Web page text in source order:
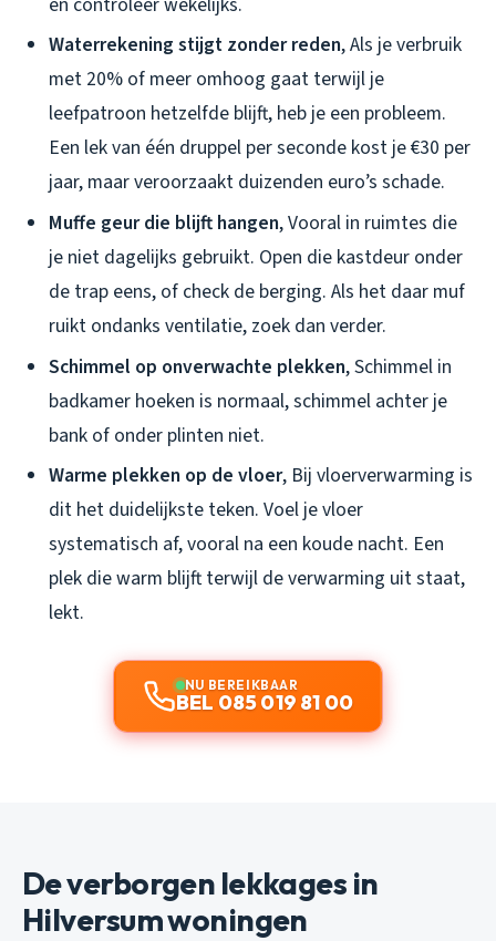
Waterrekening stijgt zonder reden, Als je verbruik
met 20% of meer omhoog gaat terwijl je
leefpatroon hetzelfde blijft, heb je een probleem.
Een lek van één druppel per seconde kost je €30 per
jaar, maar veroorzaakt duizenden euro’s schade.
Muffe geur die blijft hangen, Vooral in ruimtes die
je niet dagelijks gebruikt. Open die kastdeur onder
de trap eens, of check de berging. Als het daar muf
ruikt ondanks ventilatie, zoek dan verder.
Schimmel op onverwachte plekken, Schimmel in
badkamer hoeken is normaal, schimmel achter je
bank of onder plinten niet.
Warme plekken op de vloer, Bij vloerverwarming is
dit het duidelijkste teken. Voel je vloer
systematisch af, vooral na een koude nacht. Een
plek die warm blijft terwijl de verwarming uit staat,
lekt.
NU BEREIKBAAR
BEL 085 019 81 00
De verborgen lekkages in
Hilversum woningen